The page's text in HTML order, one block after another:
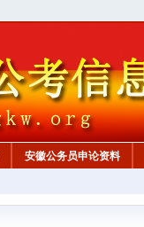
安徽公务员申论资料